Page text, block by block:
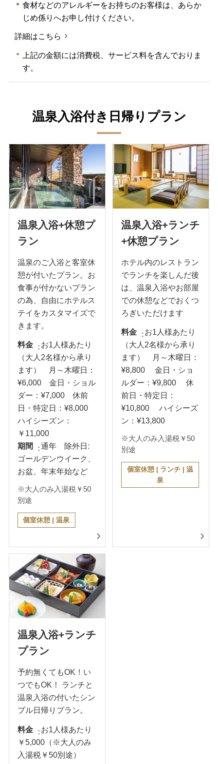
食材などのアレルギーをお持ちのお客様は、あらか
じめ係りへお申し付けください。
詳細はこちら
上記の金額には消費税、サービス料を含んでおりま
す。
温泉入浴付き日帰りプラン
温泉入浴+休憩プ
ラン
温泉のご入浴と客室休
憩が付いたプラン。お
食事が付かないプラン
の為、自由にホテルス
テイをカスタマイズで
きます。
料金
お1人様あたり
（大人2名様から承り
ます） 月～木曜日：
¥6,000 金日・ショル
ダー：¥7,000 休前
日・特定日：¥8,000
ハイシーズン：
￥11,000
期間
通年 除外日:
ゴールデンウイーク、
お盆、年末年始など
※大人のみ入湯税￥50
別途
個室休憩 | 温泉
温泉入浴+ランチ
+休憩プラン
ホテル内のレストラン
でランチを楽しんだ後
は、温泉入浴やお部屋
での休憩などでおくつ
ろぎいただけます
料金
お1人様あたり
（大人2名様から承り
ます） 月～木曜日：
¥8,800 金日・ショ
ルダー：¥9,800 休
前日・特定日：
¥10,800 ハイシーズ
ン：¥13,800
※大人のみ入湯税￥50
別途
個室休憩 | ランチ | 温
泉
温泉入浴+ランチ
プラン
予約無くてもOK！い
つでもOK！ ランチと
温泉入浴の付いたシン
プル日帰りプラン。
料金
お1人様あたり
￥5,000（※大人のみ
入湯税￥50別途）